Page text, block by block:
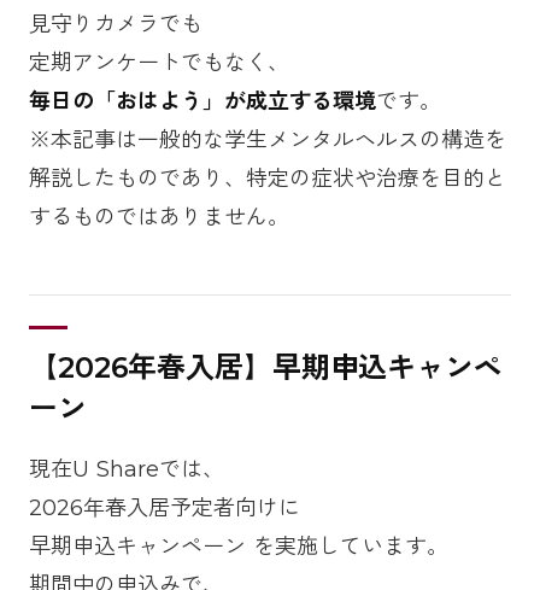
見守りカメラでも
定期アンケートでもなく、
毎日の「おはよう」が成立する環境です。
※本記事は一般的な学生メンタルヘルスの構造を
解説したものであり、特定の症状や治療を目的と
するものではありません。
【2026年春入居】早期申込キャンペ
ーン
現在U Shareでは、
2026年春入居予定者向けに
早期申込キャンペーン を実施しています。